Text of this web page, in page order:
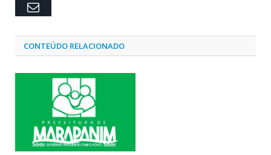
Email
CONTEÚDO RELACIONADO